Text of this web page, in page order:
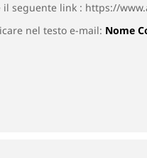
seguente link : https://
nel testo e-mail: Nome